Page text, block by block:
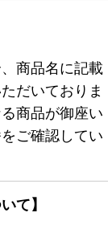
商品名に記載
だいておりま
商品が御座い
ご確認してい
て】